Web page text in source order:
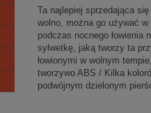
Ta najlepiej sprzedająca
wolno, można go używać
podczas nocnego łowienia
sylwetkę, jaką tworzy ta
łowionymi w wolnym
tworzywo ABS / Kilka
podwójnym dzielonym